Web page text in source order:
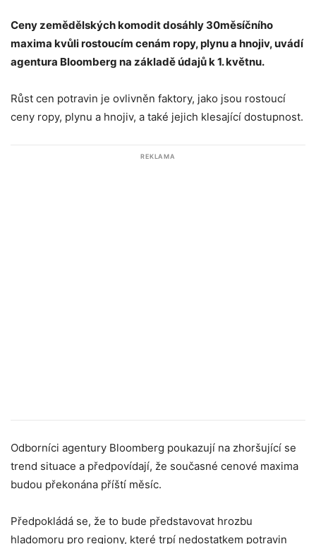
Ceny zemědělských komodit dosáhly 30měsíčního
maxima kvůli rostoucím cenám ropy, plynu a hnojiv, uvádí
agentura Bloomberg na základě údajů k 1. květnu.
Růst cen potravin je ovlivněn faktory, jako jsou rostoucí
ceny ropy, plynu a hnojiv, a také jejich klesající dostupnost.
REKLAMA
Odborníci agentury Bloomberg poukazují na zhoršující se
trend situace a předpovídají, že současné cenové maxima
budou překonána příští měsíc.
Předpokládá se, že to bude představovat hrozbu
hladomoru pro regiony, které trpí nedostatkem potravin